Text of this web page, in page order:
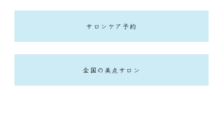
サロンケア予約
全国の美点サロン